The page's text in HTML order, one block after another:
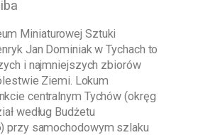
Miniaturowej Sztuki
Jan Dominiak w Tychach to
i najmniejszych zbiorów
Ziemi. Lokum
centralnym Tychów (okręg
według Budżetu
przy samochodowym szlaku